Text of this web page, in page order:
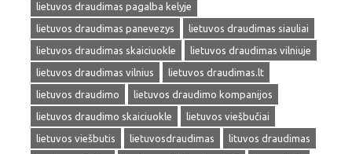
lietuvos draudimas pagalba kelyje
lietuvos draudimas panevezys
lietuvos draudimas siauliai
lietuvos draudimas skaiciuokle
lietuvos draudimas vilniuje
lietuvos draudimas vilnius
lietuvos draudimas.lt
lietuvos draudimo
lietuvos draudimo kompanijos
lietuvos draudimo skaiciuokle
lietuvos viešbučiai
lietuvos viešbutis
lietuvosdraudimas
lituvos draudimas